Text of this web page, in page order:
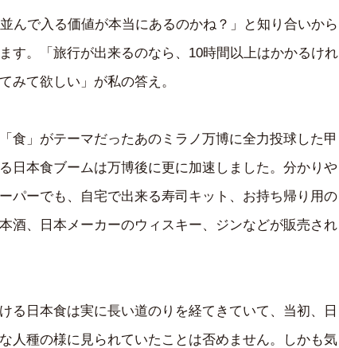
んで入る価値が本当にあるのかね？」と知り合いから
す。「旅行が出来るのなら、10時間以上はかかるけれ
みて欲しい」が私の答え。
食」がテーマだったあのミラノ万博に全力投球した甲
日本食ブームは万博後に更に加速しました。分かりや
パーでも、自宅で出来る寿司キット、お持ち帰り用の
酒、日本メーカーのウィスキー、ジンなどが販売され
る日本食は実に長い道のりを経てきていて、当初、日
人種の様に見られていたことは否めません。しかも気